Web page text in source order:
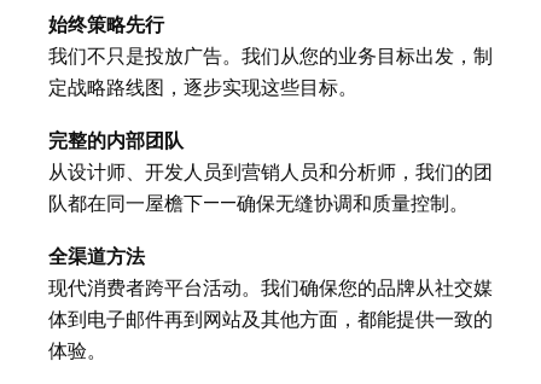
始终策略先行
我们不只是投放广告。我们从您的业务目标出发，制
定战略路线图，逐步实现这些目标。
完整的内部团队
从设计师、开发人员到营销人员和分析师，我们的团
队都在同一屋檐下——确保无缝协调和质量控制。
全渠道方法
现代消费者跨平台活动。我们确保您的品牌从社交媒
体到电子邮件再到网站及其他方面，都能提供一致的
体验。